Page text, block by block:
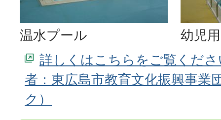
温水プール
幼児
詳しくはこちらをご覧くだ
者：東広島市教育文化振興事業